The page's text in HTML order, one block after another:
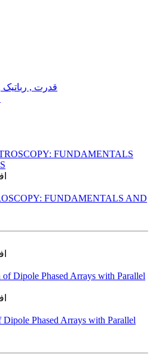
قدرت ,
FUNDAMENTALS AND
Dipole Phased Arrays with Parallel